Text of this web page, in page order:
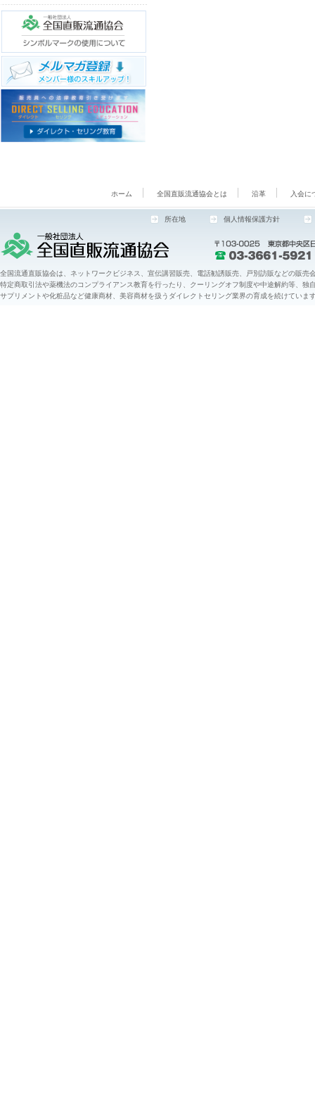
ホーム 全国直販流通協会とは 沿革 入会に
所在地 個人情報保護方針
全国流通直販協会は、ネットワークビジネス、宣伝講習販売、電話勧誘販売、戸別訪販などの販売
特定商取引法や薬機法のコンプライアンス教育を行ったり、クーリングオフ制度や中途解約等、
サプリメントや化粧品など健康商材、美容商材を扱うダイレクトセリング業界の育成を続けていま